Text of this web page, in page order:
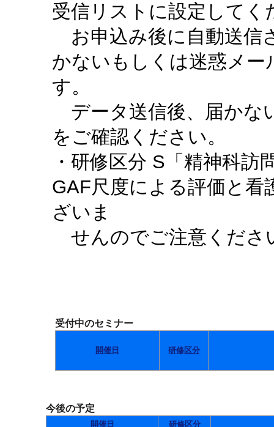
受信リストに設定してく
お申込み後に自動送信
かないもしくは迷惑メ
す。
データ送信後、届かな
をご確認ください。
・研修区分 S「精神科
GAF尺度による評価と看
ざいま
せんのでご注意くださ
受付中のセミナー
開催日 研修区分
今後の予定
開催日 研修区分